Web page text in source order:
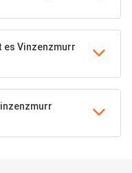
es Vinzenzmurr